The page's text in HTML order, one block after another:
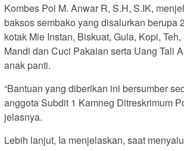
Kombes Pol M. Anwar R, S.H, S.IK,
baksos sembako yang disalurkan berupa
kotak Mie Instan, Biskuat, Gula, Kopi,
Mandi dan Cuci Pakaian serta Uang Tali
anak panti.
“Bantuan yang diberikan ini bersumber
anggota Subdit 1 Kamneg Ditreskrimum
jelasnya.
Lebih lanjut, Ia menjelaskan, saat